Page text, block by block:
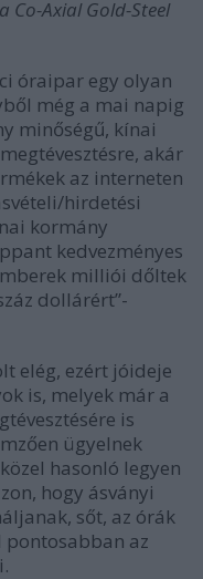
Co-Axial Gold-Steel
óraipar egy olyan
még a mai napig
minőségű, kínai
akár
az interneten
hirdetési
kormány
kedvezményes
milliói dőltek
dollárért”-
elég, ezért jóideje
is, melyek már a
is
ügyelnek
hasonló legyen
hogy ásványi
sőt, az órák
az